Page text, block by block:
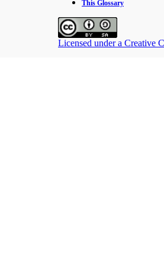
This Glossary
Licensed under a Creative